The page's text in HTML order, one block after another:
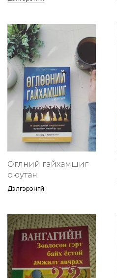
Өглөөний гайхамшиг
оюутан
Дэлгэрэнгүй